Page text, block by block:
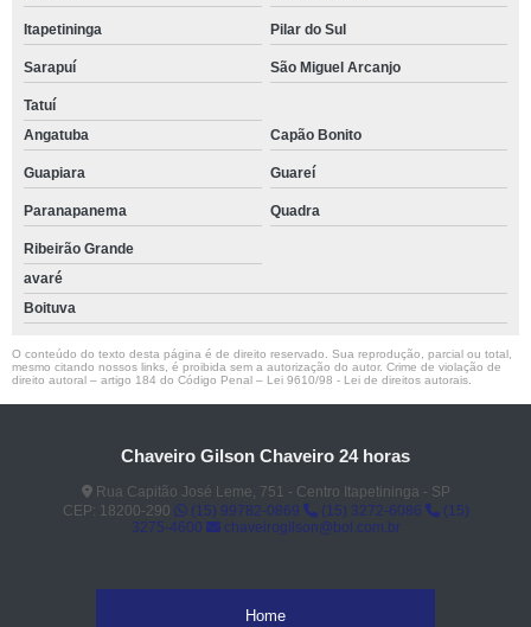
Itapetininga Pilar do Sul
Sarapuí São Miguel Arcanjo
Tatuí
Angatuba
Capão Bonito
Guapiara Guareí
Paranapanema Quadra
Ribeirão Grande
avaré
Boituva
O conteúdo do texto desta página é de direito reservado. Sua reprodução, parcial ou total,
mesmo citando nossos links, é proibida sem a autorização do autor. Crime de violação de
direito autoral – artigo 184 do Código Penal – Lei 9610/98 - Lei de direitos autorais
Chaveiro Gilson Chaveiro 24 horas
Rua Capitão José Leme, 751 - Centro Itapetininga - SP
CEP: 18200-290
(15) 99782-0869 (15) 3272-6086
(15)
3275-4600
chaveirogilson@bol.com.br
Home